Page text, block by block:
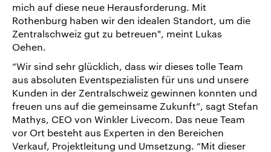
mich auf diese neue Herausforderung. Mit
Rothenburg haben wir den idealen Standort, um die
Zentralschweiz gut zu betreuen", meint Lukas
Oehen.
“Wir sind sehr glücklich, dass wir dieses tolle Team
aus absoluten Eventspezialisten für uns und unsere
Kunden in der Zentralschweiz gewinnen konnten und
freuen uns auf die gemeinsame Zukunft”, sagt Stefan
Mathys, CEO von Winkler Livecom. Das neue Team
vor Ort besteht aus Experten in den Bereichen
Verkauf, Projektleitung und Umsetzung. “Mit dieser